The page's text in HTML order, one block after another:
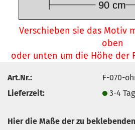
Verschieben sie das Motiv
oben
oder unten um die Höhe der
Art.Nr.:
F-070-
Lieferzeit:
3-4
Hier die Maße der zu